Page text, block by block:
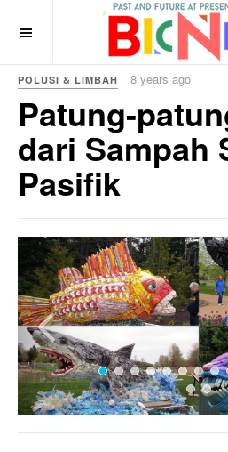
POLUSI & LIMBAH 8 years ago
Patung-
dari Sampah
Pasifik
'Henry the Giant Fish'
untuk proyek
Previous